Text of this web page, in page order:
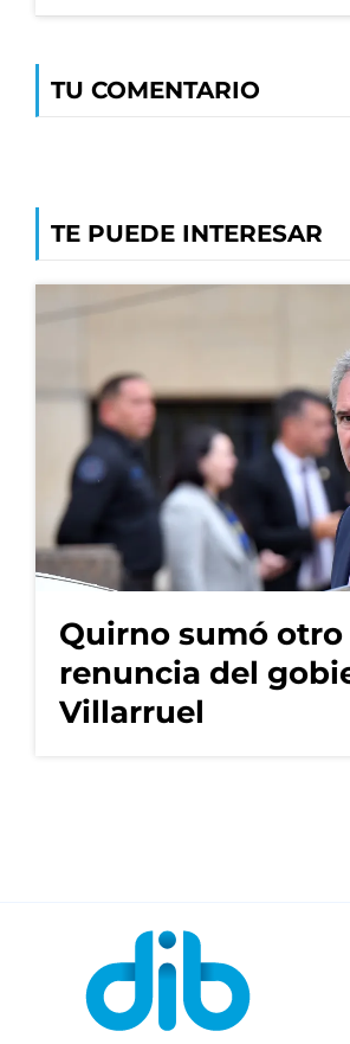
TU COMENTARIO
TE PUEDE INTERESAR
Quirno sumó
renuncia del
Villarruel